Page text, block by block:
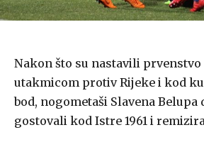
Nakon što su nastavili
utakmicom protiv Rijeke i kod
bod, nogometaši Slavena Belupa
gostovali kod Istre 1961 i